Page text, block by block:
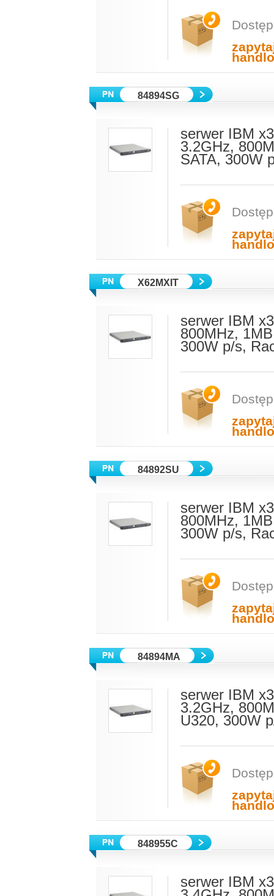
84894SG
serwer IBM
3.2GHz,
SATA, 300W
X62MXIT
serwer IBM
800MHz,
300W p/s,
84892SU
serwer IBM
800MHz,
300W p/s,
84894MA
serwer IBM
3.2GHz,
U320, 300W
848955C
serwer IBM